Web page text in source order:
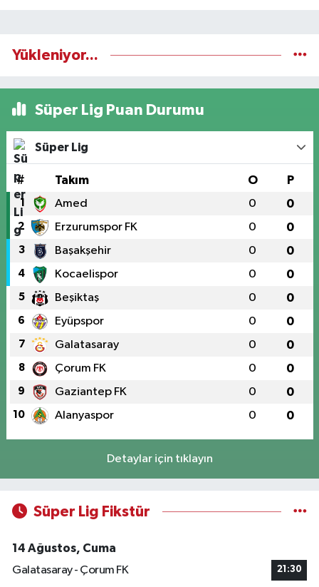
Yükleniyor...
Süper Lig Puan Durumu
Süper Lig
# Takım O P
1 Amed 0 0
2 Erzurumspor FK 0 0
3 Başakşehir 0 0
4 Kocaelispor 0 0
5 Beşiktaş 0 0
6 Eyüpspor 0 0
7 Galatasaray 0 0
8 Çorum FK 0 0
9 Gaziantep FK 0 0
10 Alanyaspor 0 0
Detaylar için tıklayın
Süper Lig Fikstür
14 Ağustos, Cuma
Galatasaray - Çorum FK
21:30